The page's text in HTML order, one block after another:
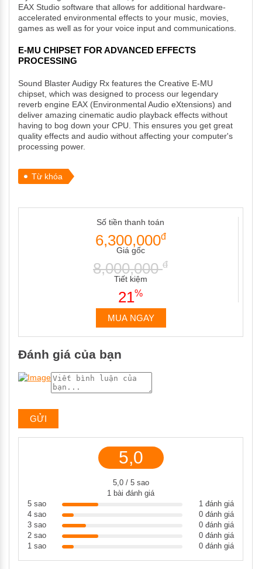
EAX Studio software that allows for additional hardware-
accelerated environmental effects to your music, movies,
games as well as for your voice input and communications.
E-MU CHIPSET FOR ADVANCED EFFECTS
PROCESSING
Sound Blaster Audigy Rx features the Creative E-MU
chipset, which was designed to process our legendary
reverb engine EAX (Environmental Audio eXtensions) and
deliver amazing cinematic audio playback effects without
having to bog down your CPU. This ensures you get great
quality effects and audio without affecting your computer's
processing power.
Từ khóa
Số tiền thanh toán
6,300,000đ
Giá gốc
8,000,000đ
Tiết kiệm
21%
MUA NGAY
Đánh giá của bạn
5,0
5,0 / 5 sao
1 bài đánh giá
5 sao
4 sao
3 sao
2 sao
1 sao
1 đánh giá
0 đánh giá
0 đánh giá
0 đánh giá
0 đánh giá